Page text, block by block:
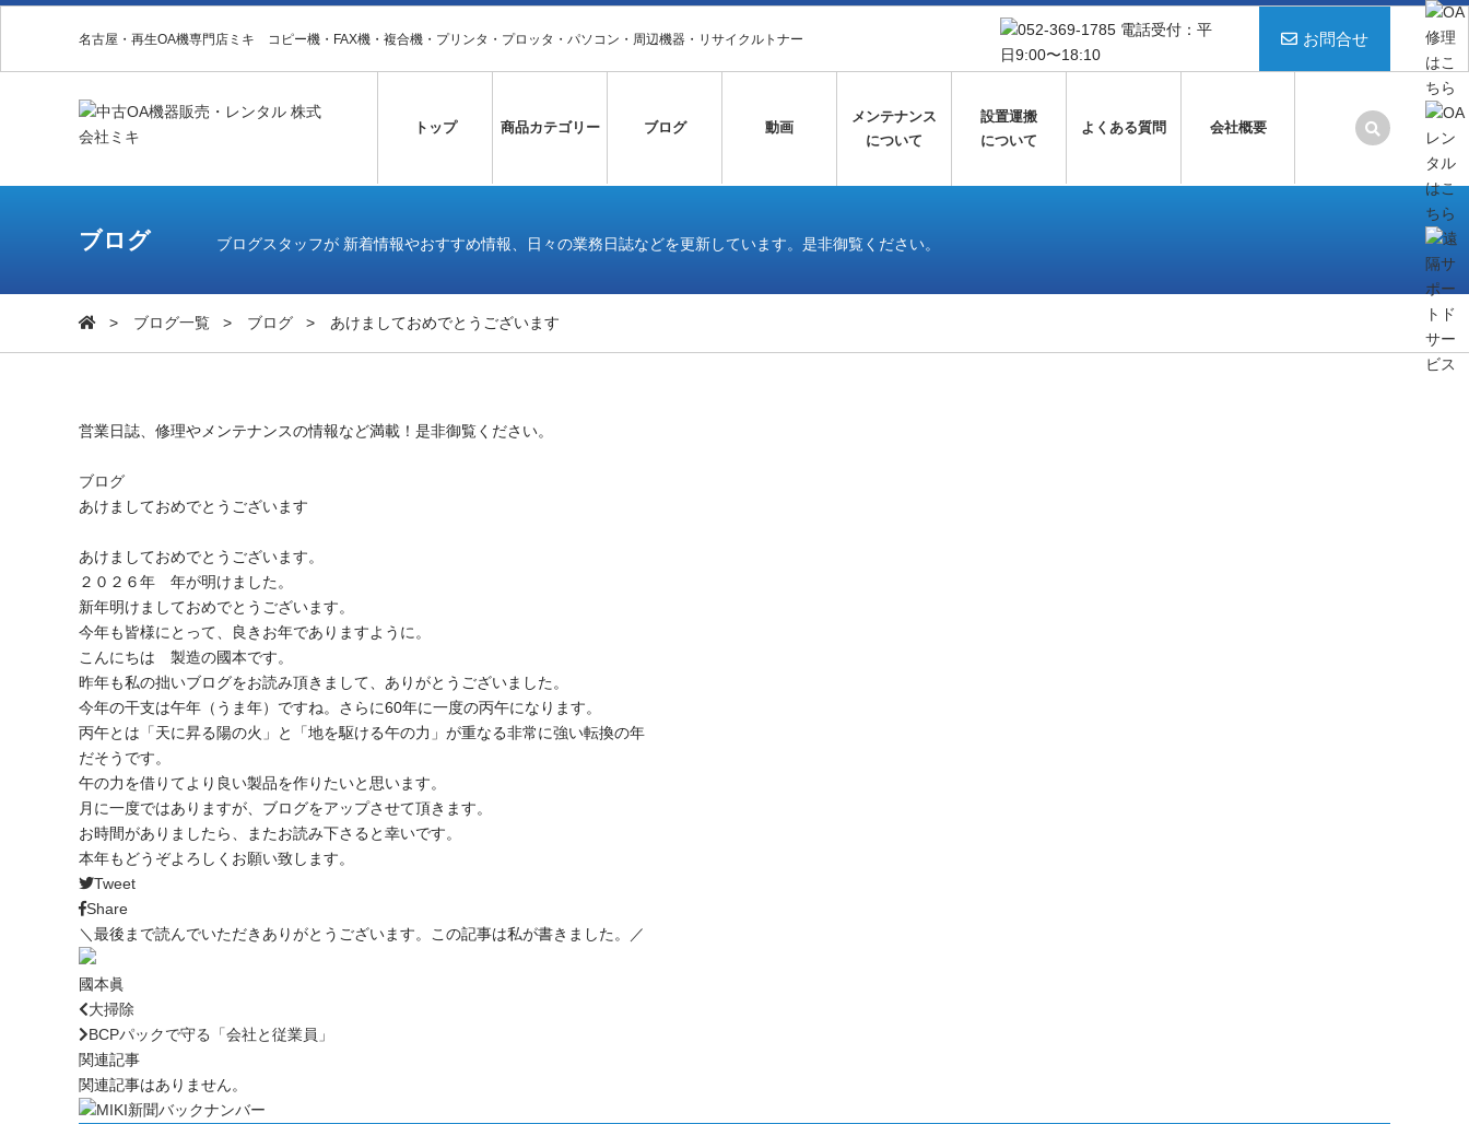
名古屋・再生OA機専門店ミキ コピー機・FAX機・複合機・プリンタ・プロッタ・パソコン・周辺機器・リサイクルトナー お問合せ
トップ 商品カテゴリー ブログ 動画
メンテナンス
について
設置運搬
について
よくある質問 会社概要
ブログ ブログスタッフが 新着情報やおすすめ情報、日々の業務日誌などを更新しています。是非御覧ください。
ブログ一覧 ブログ あけましておめでとうございます
営業日誌、修理やメンテナンスの情報など満載！是非御覧ください。
ブログ
あけましておめでとうございます
あけましておめでとうございます。
２０２６年 年が明けました。
新年明けましておめでとうございます。
今年も皆様にとって、良きお年でありますように。
こんにちは 製造の國本です。
昨年も私の拙いブログをお読み頂きまして、ありがとうございました。
今年の干支は午年（うま年）ですね。さらに60年に一度の丙午になります。
丙午とは「天に昇る陽の火」と「地を駆ける午の力」が重なる非常に強い転換の年
だそうです。
午の力を借りてより良い製品を作りたいと思います。
月に一度ではありますが、ブログをアップさせて頂きます。
お時間がありましたら、またお読み下さると幸いです。
本年もどうぞよろしくお願い致します。
Tweet
Share
＼最後まで読んでいただきありがとうございます。この記事は私が書きました。／
國本眞
大掃除
BCPパックで守る「会社と従業員」
関連記事
関連記事はありません。